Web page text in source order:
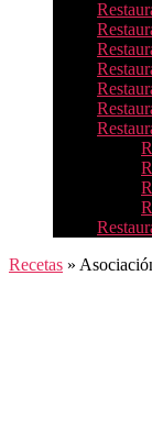
Recetas »